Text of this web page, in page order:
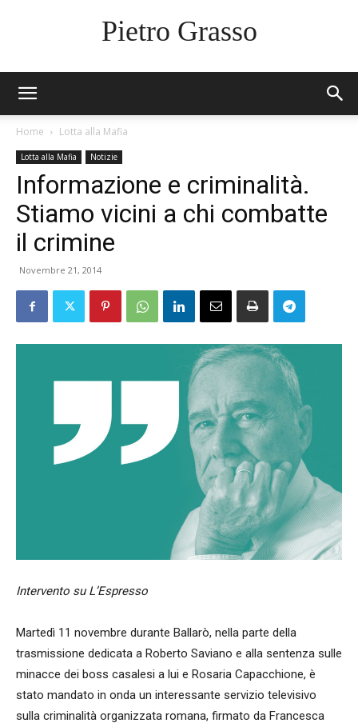
Pietro Grasso
Home Lotta alla Mafia
Lotta alla Mafia Notizie
Informazione e criminalità.
Stiamo vicini a chi combatte
il crimine
Novembre 21, 2014
Intervento su L’Espresso
Martedì 11 novembre durante Ballarò, nella parte della
trasmissione dedicata a Roberto Saviano e alla sentenza sulle
minacce dei boss casalesi a lui e Rosaria Capacchione, è
stato mandato in onda un interessante servizio televisivo
sulla criminalità organizzata romana, firmato da Francesca